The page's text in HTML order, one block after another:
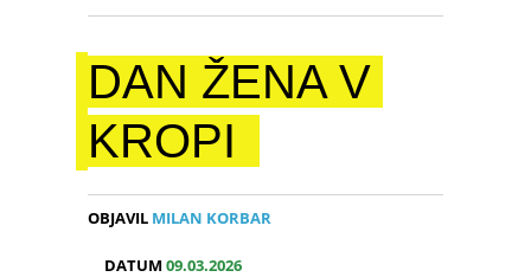
DAN ŽENA V
KROPI
OBJAVIL MILAN KORBAR
DATUM09.03.2026